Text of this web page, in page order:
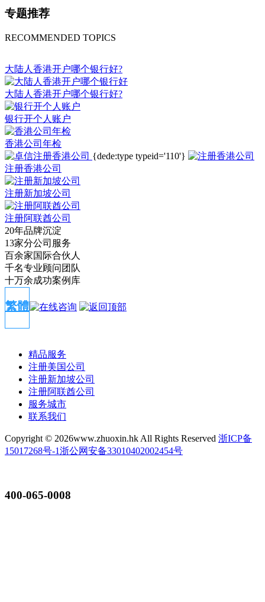
专题推荐
RECOMMENDED TOPICS
大陆人香港开户哪个银行好?
大陆人香港开户哪个银行好?
银行开个人账户
香港公司年检
{dede:type typeid='110'}
注册香港公司
注册新加坡公司
注册阿联酋公司
20年品牌沉淀
13家分公司服务
百余家国际合伙人
千名专业顾问团队
十万余成功案例库
繁體
精品服务
注册美国公司
注册新加坡公司
注册阿联酋公司
服务城市
联系我们
Copyright © 2026www.zhuoxin.hk All Rights Reserved 浙ICP备
15017268号-1浙公网安备33010402002454号
400-065-0008